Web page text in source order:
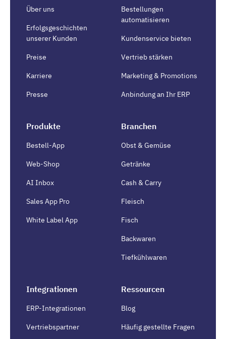
Über uns
Erfolgsgeschichten
unserer Kunden
Preise
Karriere
Presse
Bestellungen
automatisieren
Kundenservice bieten
Vertrieb stärken
Marketing & Promotions
Anbindung an Ihr ERP
Produkte
Bestell-App
Web-Shop
AI Inbox
Sales App Pro
White Label App
Branchen
Obst & Gemüse
Getränke
Cash & Carry
Fleisch
Fisch
Backwaren
Tiefkühlwaren
Integrationen
ERP-Integrationen
Vertriebspartner
Ressourcen
Blog
Häufig gestellte Fragen